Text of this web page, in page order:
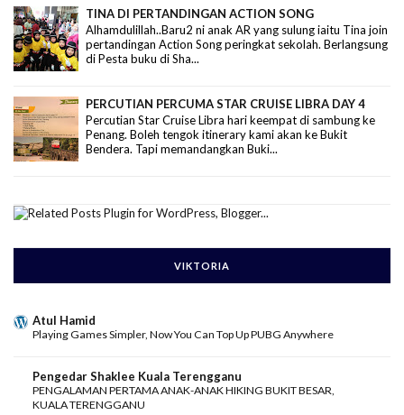
TINA DI PERTANDINGAN ACTION SONG
Alhamdulillah..Baru2 ni anak AR yang sulung iaitu Tina join
pertandingan Action Song peringkat sekolah. Berlangsung
di Pesta buku di Sha...
PERCUTIAN PERCUMA STAR CRUISE LIBRA DAY 4
Percutian Star Cruise Libra hari keempat di sambung ke
Penang. Boleh tengok itinerary kami akan ke Bukit
Bendera. Tapi memandangkan Buki...
VIKTORIA
Atul Hamid
Playing Games Simpler, Now You Can Top Up PUBG Anywhere
Pengedar Shaklee Kuala Terengganu
PENGALAMAN PERTAMA ANAK-ANAK HIKING BUKIT BESAR,
KUALA TERENGGANU